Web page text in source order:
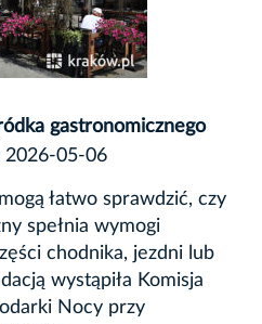
gastronomicznego
2026-05-06
łatwo sprawdzić, czy
spełnia wymogi
chodnika, jezdni lub
wystąpiła Komisja
Nocy przy